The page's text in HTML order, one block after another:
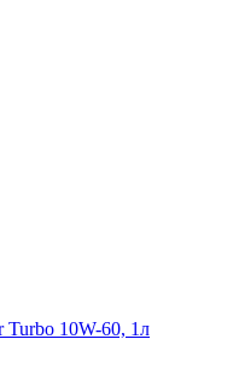
10W-60, 1л